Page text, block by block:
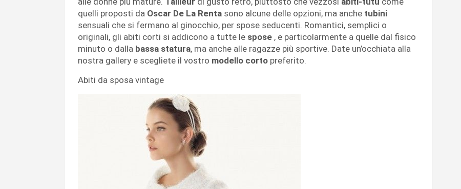
quelli proposti da Oscar De La Renta sono alcune delle opzioni, ma anche tubini
sensuali che si fermano al ginocchio, per spose seducenti. Romantici, semplici o
originali, gli abiti corti si addicono a tutte le spose , e particolarmente a quelle dal fisico
minuto o dalla bassa statura, ma anche alle ragazze più sportive. Date un’occhiata alla
nostra gallery e scegliete il vostro modello corto preferito.
Abiti da sposa vintage